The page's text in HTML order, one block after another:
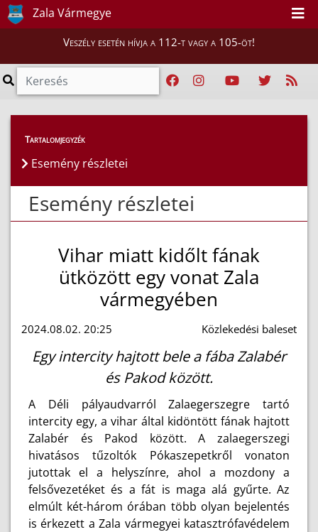
Zala Vármegye
Veszély esetén hívja a 112-t vagy a 105-öt!
Esemény részletei
Tartalomjegyzék
Esemény részletei
Esemény részletei
Vihar miatt kidőlt fának
ütközött egy vonat Zala
vármegyében
2024.08.02. 20:25 Közlekedési baleset
Egy intercity hajtott bele a fába Zalabér
és Pakod között.
A Déli pályaudvarról Zalaegerszegre tartó
intercity egy, a vihar által kidöntött fának hajtott
Zalabér és Pakod között. A zalaegerszegi
hivatásos tűzoltók Pókaszepetkről vonaton
jutottak el a helyszínre, ahol a mozdony a
felsővezetéket és a fát is maga alá gyűrte. Az
elmúlt két-három órában több olyan bejelentés
is érkezett a Zala vármegyei katasztrófavédelem